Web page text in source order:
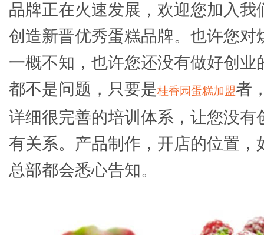
品牌正在火速发展，欢迎您加入我
创造新晋优秀蛋糕品牌。也许您对
一概不知，也许您还没有做好创业
都不是问题，只要是桂香园蛋糕加盟者
详细很完善的培训体系，让您没有
有关系。产品制作，开店的位置，
总部都会悉心告知。